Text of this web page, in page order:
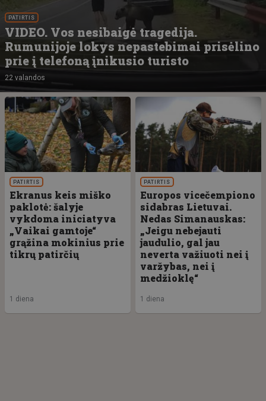
PATIRTIS
VIDEO. Vos nesibaigė tragedija.
Rumunijoje lokys nepastebimai prisėlino
prie į telefoną įnikusio turisto
22 valandos
PATIRTIS
Ekranus keis miško
paklotė: šalyje
vykdoma iniciatyva
„Vaikai gamtoje“
grąžina mokinius prie
tikrų patirčių
1 diena
PATIRTIS
Europos vicečempiono
sidabras Lietuvai.
Nedas Simanauskas:
„Jeigu nebejauti
jaudulio, gal jau
neverta važiuoti nei į
varžybas, nei į
medžioklę“
1 diena